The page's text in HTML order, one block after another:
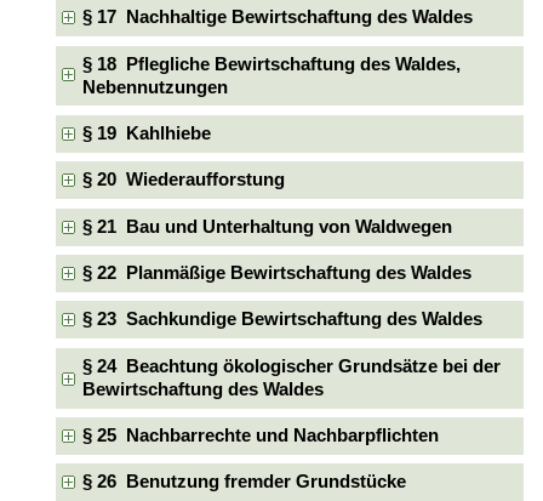
§ 17 Nachhaltige Bewirtschaftung des Waldes
§ 18 Pflegliche Bewirtschaftung des Waldes,
Nebennutzungen
§ 19 Kahlhiebe
§ 20 Wiederaufforstung
§ 21 Bau und Unterhaltung von Waldwegen
§ 22 Planmäßige Bewirtschaftung des Waldes
§ 23 Sachkundige Bewirtschaftung des Waldes
§ 24 Beachtung ökologischer Grundsätze bei der
Bewirtschaftung des Waldes
§ 25 Nachbarrechte und Nachbarpflichten
§ 26 Benutzung fremder Grundstücke